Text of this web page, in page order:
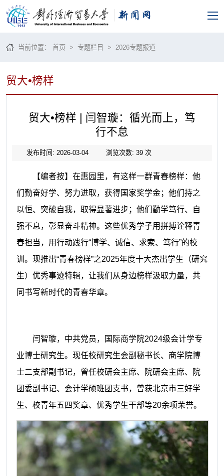
当前位置：首页 >专题栏目 > 2026专题报道
贸大•榜样
贸大•榜样 | 闫智璇：循光而上，笃
行不怠
发布时间: 2026-03-04 浏览次数: 39次
【编者按】在惠园里，有这样一群青春榜样：他
们勤奋好学、努力进取，获得国家奖学金；他们持之
以恒、突破自我，取得显著进步；他们勤学笃行、自
强不息，彰显奋斗精神。这些优秀学子用拼搏诠释青
春担当，用行动践行“博学、诚信、求索、笃行”的校
训。现推出“青春榜样”之2025年度十大杰出学生（研究
生）优秀事迹特辑，让我们从身边榜样汲取力量，共
同书写新时代的青春华章。
闫智璇，中共党员，国际商学院2024级会计学专
业博士研究生。现任校研究生会副秘书长、商学院博
士二支部副书记，曾任校研会主席、院研会主席、院
团委副书记、会计学硕班团支书，曾获北京市三好学
生、校青年五四奖章、优秀学生干部等20余项荣誉。